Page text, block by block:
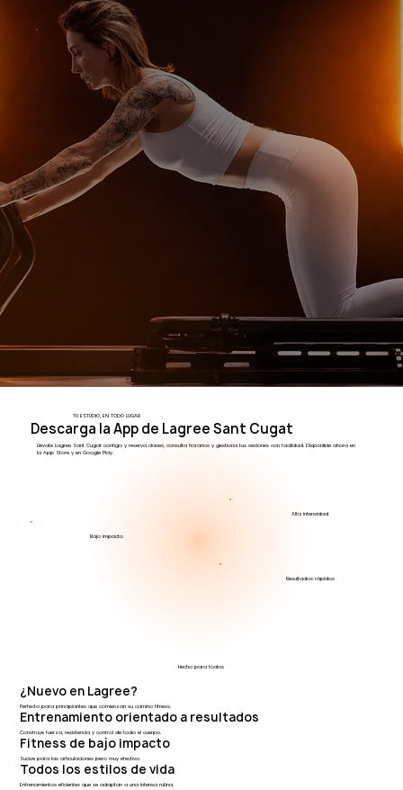
TU ESTUDIO, EN TODO LUGAR
Descarga la App de Lagree Sant Cugat
Llévate Lagree Sant Cugat contigo y reserva clases, consulta horarios y gestiona tus sesiones con facilidad. Disponible ahora en
la App Store y en Google Play.
Resultados rápidos
Bajo impacto
Alta intensidad
Hecho para todos
¿Nuevo en Lagree?
Perfecto para principiantes que comienzan su camino fitness.
Entrenamiento orientado a resultados
Construye fuerza, resistencia y control de todo el cuerpo.
Fitness de bajo impacto
Suave para las articulaciones pero muy efectivo.
Todos los estilos de vida
Entrenamientos eficientes que se adaptan a una intensa rutina.